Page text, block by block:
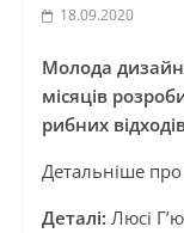
18.09.2020
Молода
місяців
рибних
Детальніше
Деталі: Люсі